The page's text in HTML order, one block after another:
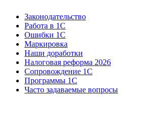
Законодательство
Работа в 1С
Ошибки 1С
Маркировка
Наши доработки
Налоговая реформа 2026
Сопровождение 1С
Программы 1С
Часто задаваемые вопросы